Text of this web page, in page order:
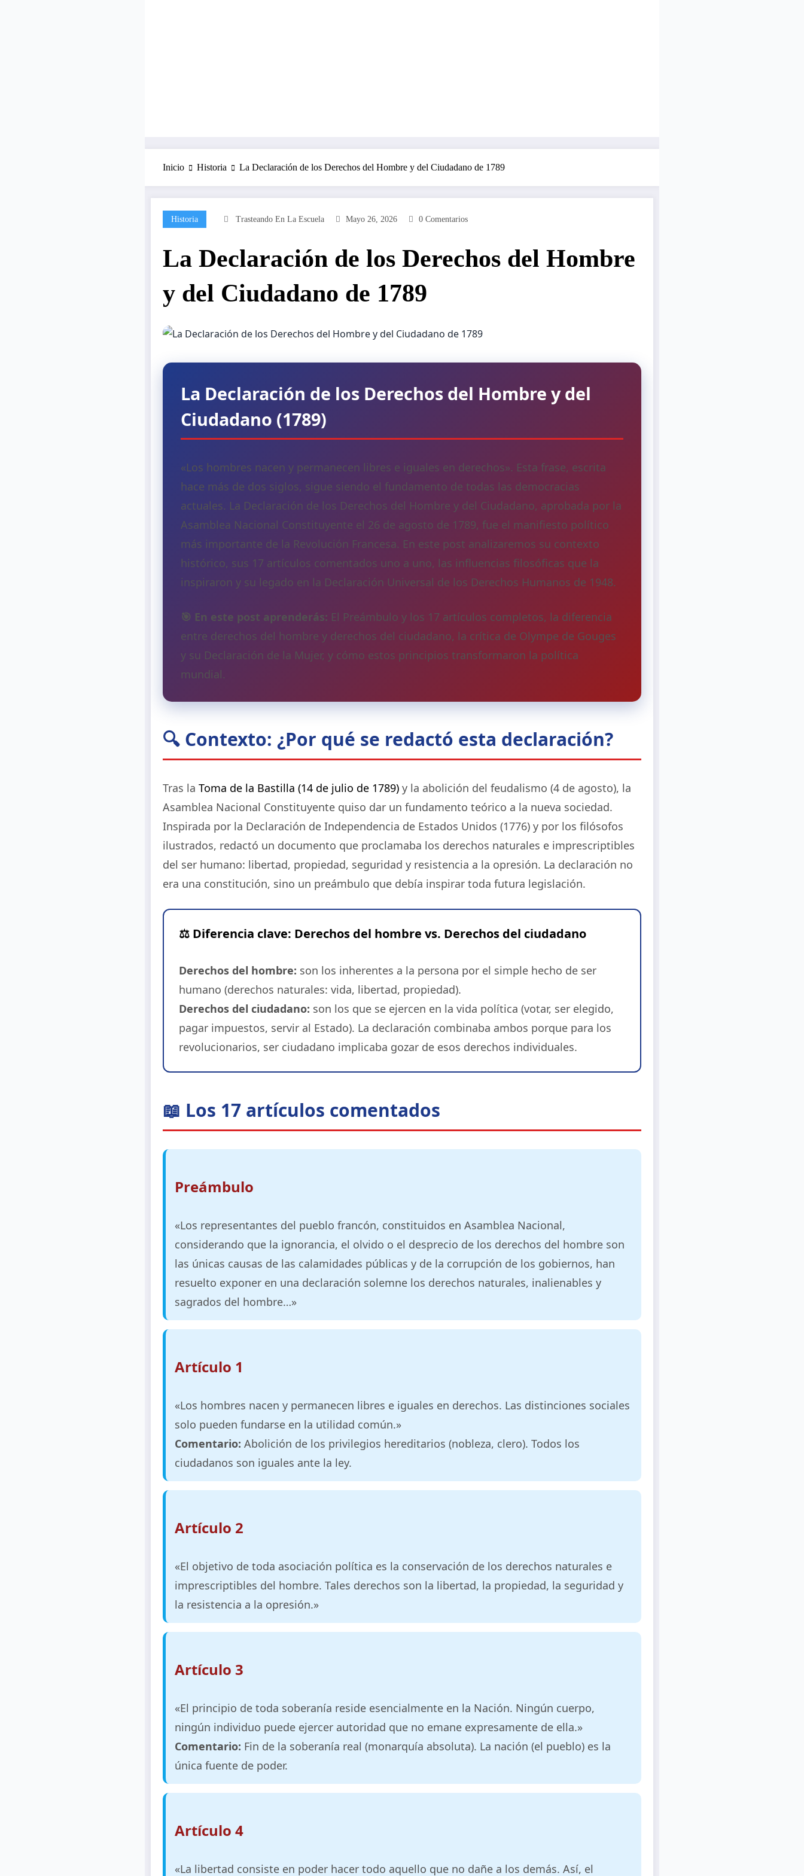
Inicio Historia La Declaración de los Derechos del Hombre y del Ciudadano de 1789
Historia Trasteando En La Escuela Mayo 26, 2026 0 Comentarios
La Declaración de los Derechos del Hombre
y del Ciudadano de 1789
La Declaración de los Derechos del Hombre y del
Ciudadano (1789)
«Los hombres nacen y permanecen libres e iguales en derechos». Esta frase, escrita
hace más de dos siglos, sigue siendo el fundamento de todas las democracias
actuales. La Declaración de los Derechos del Hombre y del Ciudadano, aprobada por la
Asamblea Nacional Constituyente el 26 de agosto de 1789, fue el manifiesto político
más importante de la Revolución Francesa. En este post analizaremos su contexto
histórico, sus 17 artículos comentados uno a uno, las influencias filosóficas que la
inspiraron y su legado en la Declaración Universal de los Derechos Humanos de 1948.
🎯 En este post aprenderás: El Preámbulo y los 17 artículos completos, la diferencia
entre derechos del hombre y derechos del ciudadano, la crítica de Olympe de Gouges
y su Declaración de la Mujer, y cómo estos principios transformaron la política
mundial.
🔍 Contexto: ¿Por qué se redactó esta declaración?
Tras la Toma de la Bastilla (14 de julio de 1789) y la abolición del feudalismo (4 de agosto), la
Asamblea Nacional Constituyente quiso dar un fundamento teórico a la nueva sociedad.
Inspirada por la Declaración de Independencia de Estados Unidos (1776) y por los filósofos
ilustrados, redactó un documento que proclamaba los derechos naturales e imprescriptibles
del ser humano: libertad, propiedad, seguridad y resistencia a la opresión. La declaración no
era una constitución, sino un preámbulo que debía inspirar toda futura legislación.
⚖️ Diferencia clave: Derechos del hombre vs. Derechos del ciudadano
Derechos del hombre: son los inherentes a la persona por el simple hecho de ser
humano (derechos naturales: vida, libertad, propiedad).
Derechos del ciudadano: son los que se ejercen en la vida política (votar, ser elegido,
pagar impuestos, servir al Estado). La declaración combinaba ambos porque para los
revolucionarios, ser ciudadano implicaba gozar de esos derechos individuales.
📖 Los 17 artículos comentados
Preámbulo
«Los representantes del pueblo francón, constituidos en Asamblea Nacional,
considerando que la ignorancia, el olvido o el desprecio de los derechos del hombre son
las únicas causas de las calamidades públicas y de la corrupción de los gobiernos, han
resuelto exponer en una declaración solemne los derechos naturales, inalienables y
sagrados del hombre…»
Artículo 1
«Los hombres nacen y permanecen libres e iguales en derechos. Las distinciones sociales
solo pueden fundarse en la utilidad común.»
Comentario: Abolición de los privilegios hereditarios (nobleza, clero). Todos los
ciudadanos son iguales ante la ley.
Artículo 2
«El objetivo de toda asociación política es la conservación de los derechos naturales e
imprescriptibles del hombre. Tales derechos son la libertad, la propiedad, la seguridad y
la resistencia a la opresión.»
Artículo 3
«El principio de toda soberanía reside esencialmente en la Nación. Ningún cuerpo,
ningún individuo puede ejercer autoridad que no emane expresamente de ella.»
Comentario: Fin de la soberanía real (monarquía absoluta). La nación (el pueblo) es la
única fuente de poder.
Artículo 4
«La libertad consiste en poder hacer todo aquello que no dañe a los demás. Así, el